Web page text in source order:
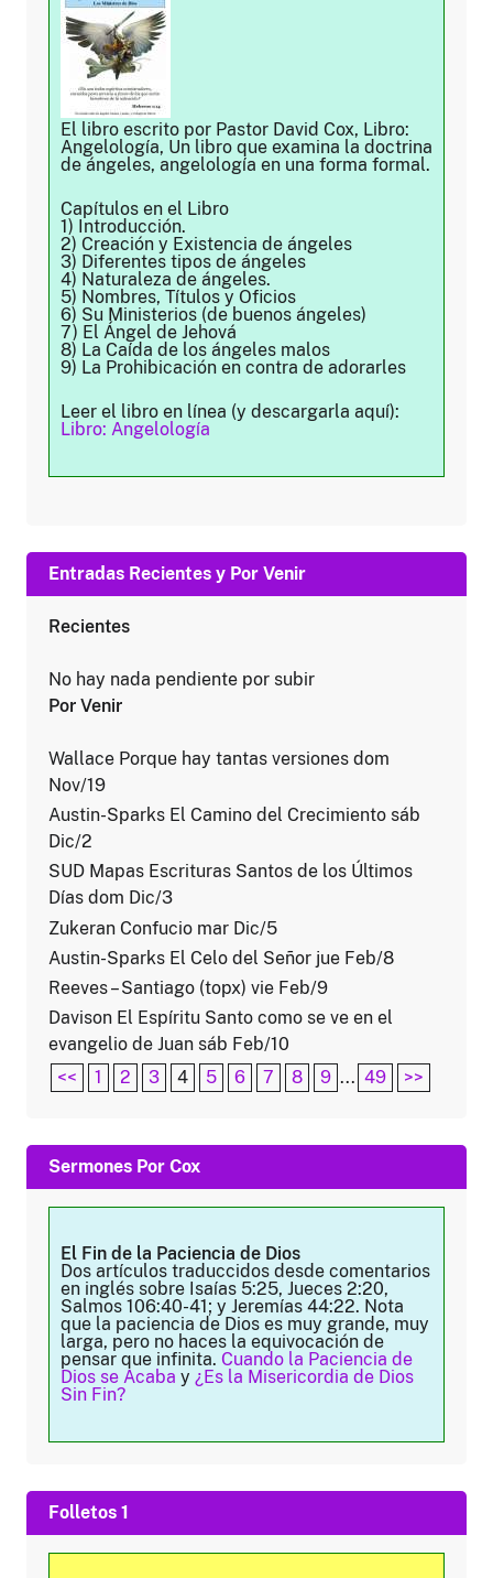
El libro escrito por Pastor David Cox, Libro:
Angelología, Un libro que examina la doctrina
de ángeles, angelología en una forma formal.
Capítulos en el Libro
1) Introducción.
2) Creación y Existencia de ángeles
3) Diferentes tipos de ángeles
4) Naturaleza de ángeles.
5) Nombres, Títulos y Oficios
6) Su Ministerios (de buenos ángeles)
7) El Ángel de Jehová
8) La Caída de los ángeles malos
9) La Prohibicación en contra de adorarles
Leer el libro en línea (y descargarla aquí):
Libro: Angelología
Entradas Recientes y Por Venir
Recientes
No hay nada pendiente por subir
Por Venir
Wallace Porque hay tantas versiones dom
Nov/19
Austin-Sparks El Camino del Crecimiento sáb
Dic/2
SUD Mapas Escrituras Santos de los Últimos
Días dom Dic/3
Zukeran Confucio mar Dic/5
Austin-Sparks El Celo del Señor jue Feb/8
Reeves – Santiago (topx) vie Feb/9
Davison El Espíritu Santo como se ve en el
evangelio de Juan sáb Feb/10
<<
1 2 3 4 5 6 7 8 9 ... 49 >>
Sermones Por Cox
El Fin de la Paciencia de Dios
Dos artículos traduccidos desde comentarios
en inglés sobre Isaías 5:25, Jueces 2:20,
Salmos 106:40-41; y Jeremías 44:22. Nota
que la paciencia de Dios es muy grande, muy
larga, pero no haces la equivocación de
pensar que infinita. Cuando la Paciencia de
Dios se Acaba y ¿Es la Misericordia de Dios
Sin Fin?
Folletos 1